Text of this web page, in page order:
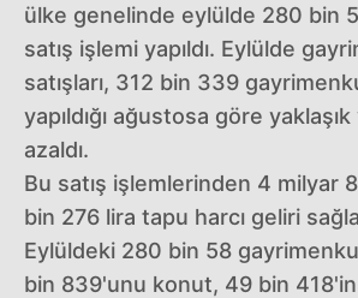
ülke genelinde eylülde 280 bin
satış işlemi yapıldı. Eylülde
satışları, 312 bin 339
yapıldığı ağustosa göre
azaldı.
Bu satış işlemlerinden 4 milyar
bin 276 lira tapu harcı geliri
Eylüldeki 280 bin 58 gayrimenkul
bin 839'unu konut, 49 bin